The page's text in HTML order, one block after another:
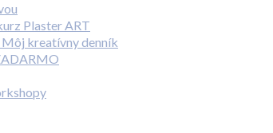
Plaster ART
Môj kreatívny denník